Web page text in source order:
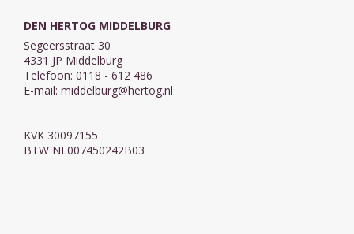
DEN HERTOG MIDDELBURG
Segeersstraat 30
4331 JP Middelburg
Telefoon: 0118 - 612 486
E-mail: middelburg@hertog.nl
KVK 30097155
BTW NL007450242B03